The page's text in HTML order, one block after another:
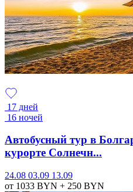
17 дней
16 ночей
Автобусный тур в
курорте Солнечн...
24.08 03.09 13.09
от 1033 BYN + 250 BYN